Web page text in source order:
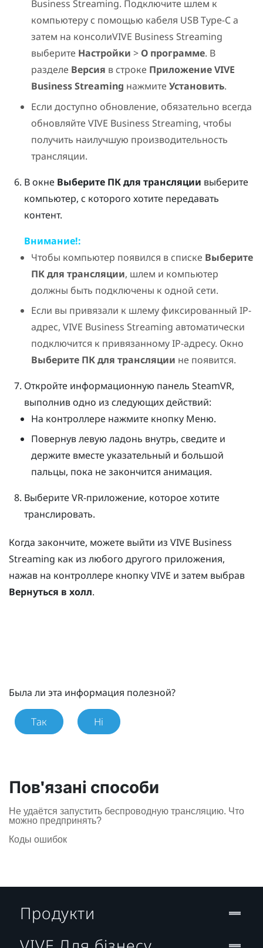
Business Streaming. Подключите шлем к
компьютеру с помощью кабеля USB Type-Cа
затем на консолиVIVE Business Streaming
выберите Настройки >О программе. В
разделе Версия в строке Приложение VIVE
Business Streaming нажмитеУстановить.
Если доступно обновление, обязательно всегда
обновляйтеVIVE Business Streaming, чтобы
получить наилучшую производительность
трансляции.
В окне Выберите ПК для трансляции выберите
компьютер, с которого хотите передавать
контент.
Внимание!:
Чтобы компьютер появился в списке Выберите
ПК для трансляции, шлем и компьютер
должны быть подключены к одной сети.
Если вы привязали к шлему фиксированный IP-
адрес,VIVE Business Streaming автоматически
подключится к привязанному IP-адресу. Окно
Выберите ПК для трансляции не появится.
Откройте информационную панель SteamVR,
выполнив одно из следующих действий:
На контроллере нажмите кнопку Меню.
Повернув левую ладонь внутрь, сведите и
держите вместе указательный и большой
пальцы, пока не закончится анимация.
Выберите VR-приложение, которое хотите
транслировать.
Когда закончите, можете выйти из VIVE Business
Streaming как из любого другого приложения,
нажав на контроллере кнопку VIVE и затем выбрав
Вернуться в холл.
Была ли эта информация полезной?
Так Ні
Пов'язані способи
Не удаётся запустить беспроводную трансляцию. Что
можно предпринять?
Коды ошибок
Продукти